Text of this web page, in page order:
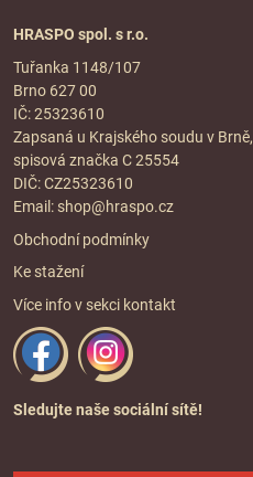
HRASPO spol. s r.o.
Tuřanka 1148/107
Brno 627 00
IČ: 25323610
Zapsaná u Krajského soudu v Brně,
spisová značka C 25554
DIČ: CZ25323610
Email: shop@hraspo.cz
Obchodní podmínky
Ke stažení
Více info v sekci kontakt
Sledujte naše sociální sítě!